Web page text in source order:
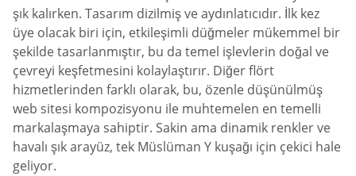
şık kalırken. Tasarım dizilmiş ve aydınlatıcıdır. İlk kez
üye olacak biri için, etkileşimli düğmeler mükemmel bir
şekilde tasarlanmıştır, bu da temel işlevlerin doğal ve
çevreyi keşfetmesini kolaylaştırır. Diğer flört
hizmetlerinden farklı olarak, bu, özenle düşünülmüş
web sitesi kompozisyonu ile muhtemelen en temelli
markalaşmaya sahiptir. Sakin ama dinamik renkler ve
havalı şık arayüz, tek Müslüman Y kuşağı için çekici hale
geliyor.